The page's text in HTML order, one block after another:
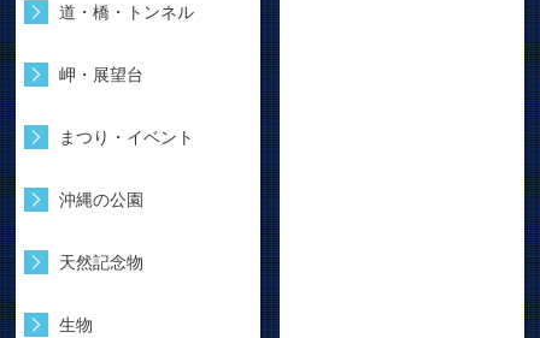
道・橋・トンネル
岬・展望台
まつり・イベント
沖縄の公園
天然記念物
生物